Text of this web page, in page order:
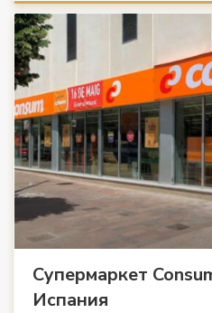
Супермаркет
Испания